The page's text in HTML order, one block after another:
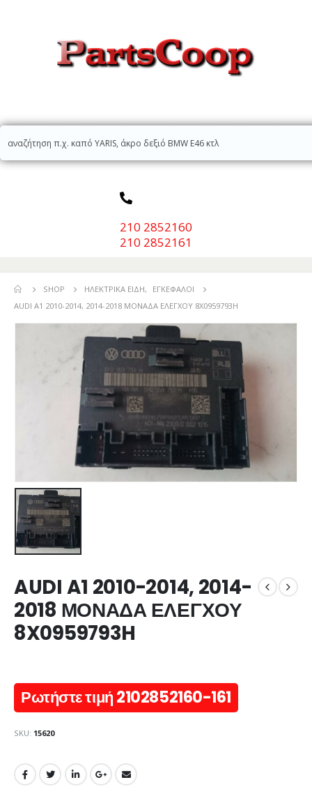
210 2852160
210 2852161
SHOP ΗΛΕΚΤΡΙΚΆ ΕΊΔΗ,
ΕΓΚΈΦΑΛΟΙ
AUDI A1 2010-2014, 2014-2018 ΜΟΝΑΔΑ ΕΛΕΓΧΟΥ 8X0959793H
AUDI A1 2010-2014, 2014-
2018 ΜΟΝΑΔΑ ΕΛΕΓΧΟΥ
8X0959793H
Ρωτήστε τιμή 2102852160-161
SKU: 15620